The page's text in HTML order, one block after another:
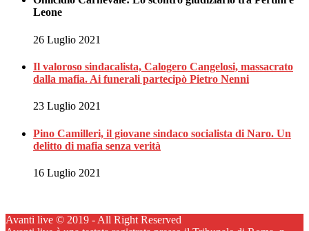
Leone
26 Luglio 2021
Il valoroso sindacalista, Calogero Cangelosi, massacrato
dalla mafia. Ai funerali partecipò Pietro Nenni
23 Luglio 2021
Pino Camilleri, il giovane sindaco socialista di Naro. Un
delitto di mafia senza verità
16 Luglio 2021
Avanti live © 2019 - All Right Reserved